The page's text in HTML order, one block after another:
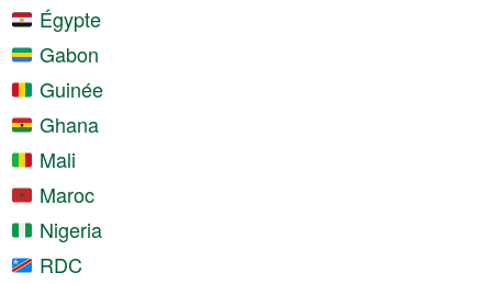
Égypte
Gabon
Guinée
Ghana
Mali
Maroc
Nigeria
RDC